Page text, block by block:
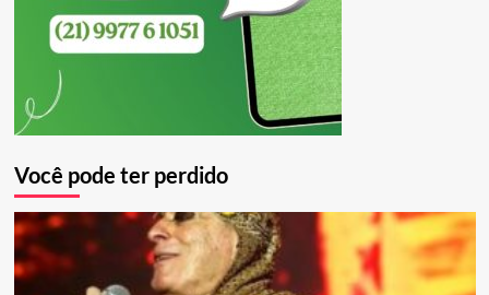
Você pode ter perdido